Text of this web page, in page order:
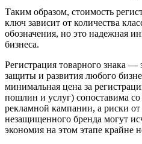
Таким образом, стоимость
ключ зависит от количества
обозначения, но это надежная
бизнеса.
Регистрация товарного знака
защиты и развития любого
минимальная цена за
пошлин и услуг) сопоставима
рекламной кампании, а риски от
незащищенного бренда могут
экономия на этом этапе крайне